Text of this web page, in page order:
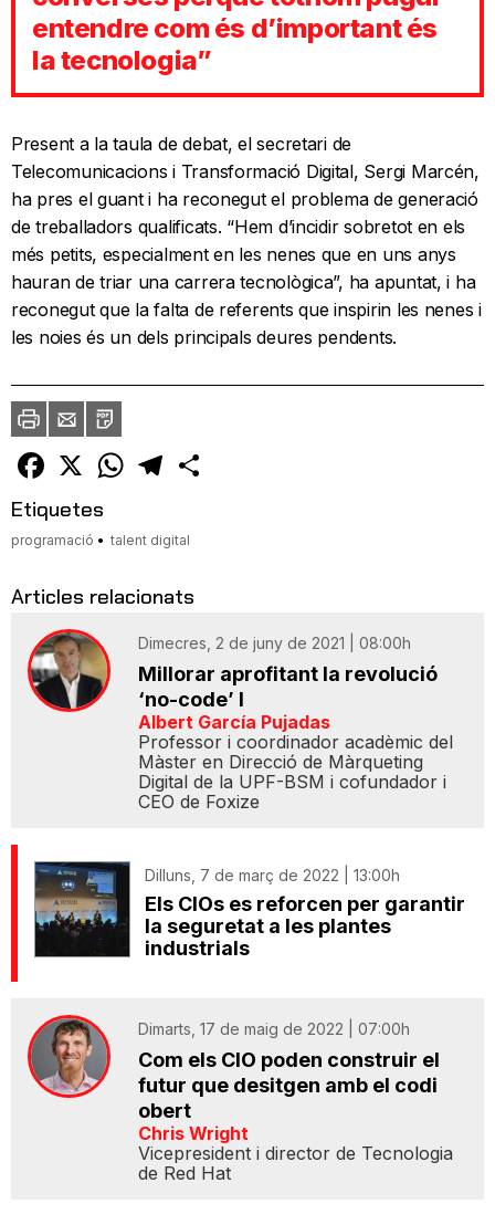
entendre com és d’important és
la tecnologia”
Present a la taula de debat, el secretari de
Telecomunicacions i Transformació Digital, Sergi Marcén,
ha pres el guant i ha reconegut el problema de generació
de treballadors qualificats. “Hem d’incidir sobretot en els
més petits, especialment en les nenes que en uns anys
hauran de triar una carrera tecnològica”, ha apuntat, i ha
reconegut que la falta de referents que inspirin les nenes i
les noies és un dels principals deures pendents.
ImprimirEnvia
un
amic
PDF
Facebook
X WhatsAppTelegram
Etiquetes
programació talent digital
Articles relacionats
Dimecres, 2 de juny de 2021 | 08:00h
Millorar aprofitant la revolució
‘no-code’ I
Albert García Pujadas
Professor i coordinador acadèmic del
Màster en Direcció de Màrqueting
Digital de la UPF-BSM i cofundador i
CEO de Foxize
Dilluns, 7 de març de 2022 | 13:00h
Els CIOs es reforcen per garantir
la seguretat a les plantes
industrials
Dimarts, 17 de maig de 2022 | 07:00h
Com els CIO poden construir el
futur que desitgen amb el codi
obert
Chris Wright
Vicepresident i director de Tecnologia
de Red Hat